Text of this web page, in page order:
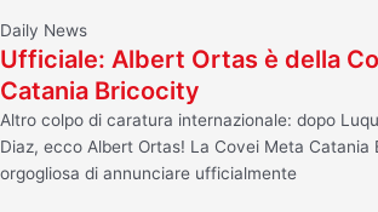
Daily News
Ufficiale: Albert Ortas è della
Catania Bricocity
Altro colpo di caratura internazionale: dopo
Diaz, ecco Albert Ortas! La Covei Meta Catania
orgogliosa di annunciare ufficialmente